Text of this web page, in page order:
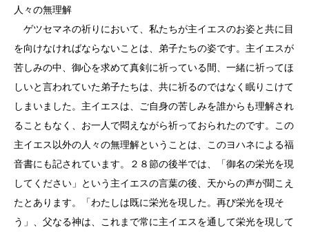
人々の無理解
ゲツセマネの祈りにおいて、私たちが主イエスのお姿と共に目
を向けなければならないことは、弟子たちの姿です。主イエスが
苦しみの中、御心を求めて真剣に祈っている間、一緒に祈ってほ
しいと言われていた弟子たちは、共に祈るのではなく眠りこけて
しまいました。主イエスは、ご自身の苦しみを誰からも理解され
ることもなく、お一人で悶えながら祈っておられたのです。この
主イエス以外の人々の無理解ということは、このヨハネによる福
音書にも記されています。２８節の後半では、「御名の栄光を現
してください」という主イエスの言葉の後、天からの声が聞こえ
たとあります。「わたしは既に栄光を現した。再び栄光を現そ
う」、父なる神は、これまで常に主イエスを通して栄光を現して